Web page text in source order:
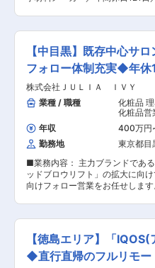
https://www.rakuten.co.jp/
ECモール Yahoo店
変更の範囲：会社の定める業務
ブランドを複数展開する企業です
想を“社会に存在させる”仕事で
提案、在庫調整、施策実行を通
ンドの“代理人”として価値を形
D2Cで成長を遂げてきたSOLIA
開を加速させるフェーズに入りま
から10年で500億を目指す拡張期
ルは広がり続け、市場展開の第
をお任せしたいと考えています。 ■会社補足 男
性向けスキンケア＆ボディケアの
『AMBiQUE』、ベビースキンケ
『ALOBABY』、“「かわいい」を
きらめく”をコンセプトに展開す
ンド。等、消費者理解にこだわ
ドを世界に向けて提供しています
ール 楽天店
https://www.rakuten.co.jp/
https://
変更の範囲：会社の定める業務
容器（冷凍餃子のトレーなど）
貨・アパレルなどの様々な業界で
商品です！／ ★製品情報：
https://www.sheedom.co.jp/products/
容： 入社後は、既存顧客を中心
をご担当いただきます。 お客様
や価格に応じて、工場と連携し
を提案〜納品まで一貫して対応
す。 ■営業の特徴： ◎既存顧客との関係構築を軸
にしながら、顧客ニーズに合わせ
関われる“ものづくり型営業”です
長年取引のある既存顧客を担当。
タをもとに需要予測や販売計画
できるため、進めやすい環境で
を扱いますが、専門的な理系知
ません。文系出身の社員も多く
的に業務を進められる環境です。 ■働き方： ・
直行直帰を推奨しており、効率的
える環境です。 ・営業車を利用
【中目黒】既存中心サ
フォロー体制充実◆年
展開
株式会社ＪＵＬＩＡ ＩＶＹ
業種 / 職種
化粧品
化粧品営
ティシャ
年収 400万円
勤務地
東京都目
■業務内容： 主力ブランドであ
ッドブロウリフト」の拡大に向
向けフォロー営業をお任せしま
材提案やサービス導入の支援を
営業方法については一定型化が進
未経験の方からでもキャッチア
また、個人の裁量も大きく、担
ロウアーティストと共に成長して
【徳島エリア】「
◆直行直帰のフルリモー